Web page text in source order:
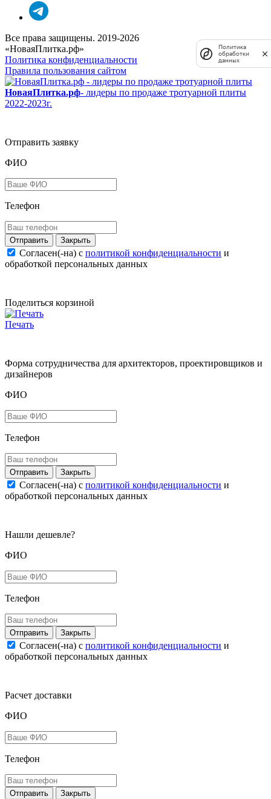
Все права защищены. 2019-2026
«НоваяПлитка.рф»
Политика конфиденциальности
Правила пользования сайтом
НоваяПлитка.рф- лидеры по продаже тротуарной плиты
2022-2023г.
Отправить заявку
ФИО
Телефон
Закрыть
Согласен(-на) c политикой конфиденциальности и
обработкой персональных данных
Поделиться корзиной
Печать
Форма сотрудничества для архитекторов, проектировщиков и
дизайнеров
ФИО
Телефон
Закрыть
Согласен(-на) c политикой конфиденциальности и
обработкой персональных данных
Нашли дешевле?
ФИО
Телефон
Закрыть
Согласен(-на) c политикой конфиденциальности и
обработкой персональных данных
Расчет доставки
ФИО
Телефон
Закрыть
Политика
обработки
данных